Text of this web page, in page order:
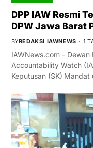
DPP IAW Resmi
DPW Jawa Barat
BYREDAKSI IAWNEWS 1
IAWNews.com – Dewan
Accountability Watch
Keputusan (SK)